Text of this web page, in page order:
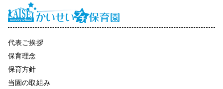
代表ご挨拶
保育理念
保育方針
当園の取組み